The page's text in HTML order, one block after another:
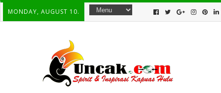
MONDAY, AUGUST 10.